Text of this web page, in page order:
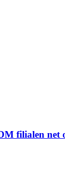
filialen net